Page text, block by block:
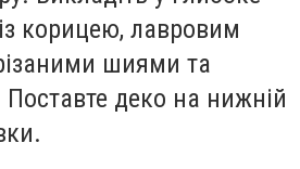
корицею, лавровим
шиями та
деко на нижній